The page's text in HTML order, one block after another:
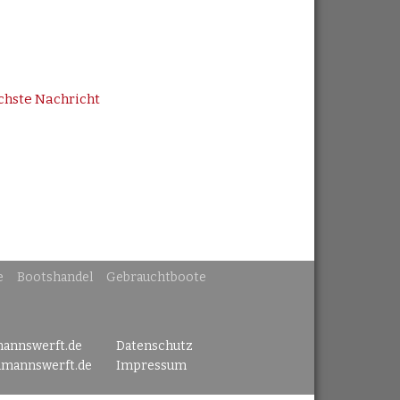
Nachricht
Bootshandel
Gebrauchtboote
Datenschutz
Impressum